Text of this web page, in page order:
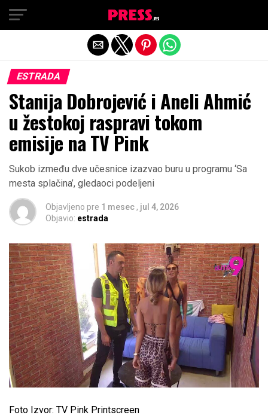
ESTRADA
Stanija Dobrojević i Aneli Ahmić
u žestokoj raspravi tokom
emisije na TV Pink
Sukob između dve učesnice izazvao buru u programu ‘Sa
mesta splačina’, gledaoci podeljeni
Objavljeno pre 1 mesec , jul 4, 2026
Objavio: estrada
Foto Izvor: TV Pink Printscreen
Exit mobile version